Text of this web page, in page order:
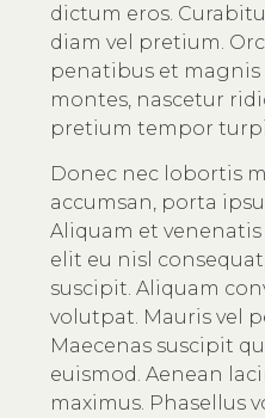
dictum eros.
diam vel pretium.
penatibus et
montes, nascetur
pretium tempor
Donec nec lobortis
accumsan, porta
Aliquam et
elit eu nisl
suscipit. Aliquam
volutpat. Mauris vel
Maecenas suscipit
euismod. Aenean
maximus. Phasellus